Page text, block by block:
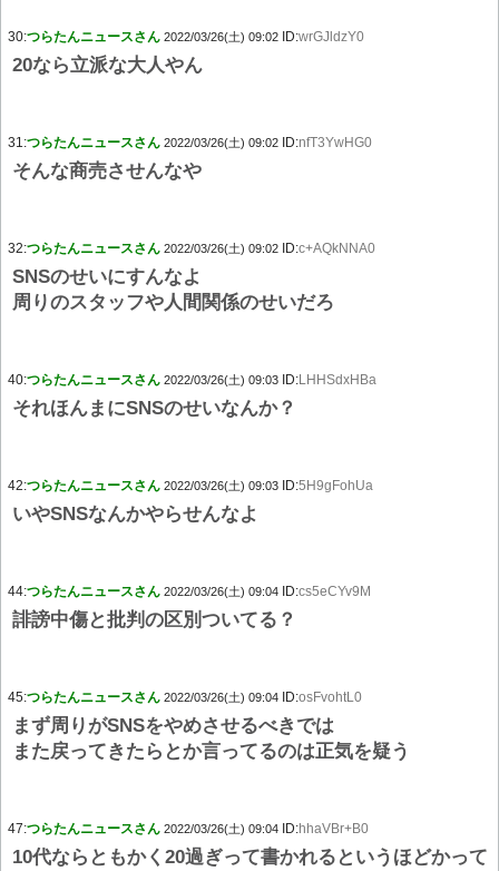
30:つらたんニュースさん 2022/03/26(土) 09:02 ID:wrGJldzY0
20なら立派な大人やん
31:つらたんニュースさん 2022/03/26(土) 09:02 ID:nfT3YwHG0
そんな商売させんなや
32:つらたんニュースさん 2022/03/26(土) 09:02 ID:c+AQkNNA0
SNSのせいにすんなよ
周りのスタッフや人間関係のせいだろ
40:つらたんニュースさん 2022/03/26(土) 09:03 ID:LHHSdxHBa
それほんまにSNSのせいなんか？
42:つらたんニュースさん 2022/03/26(土) 09:03 ID:5H9gFohUa
いやSNSなんかやらせんなよ
44:つらたんニュースさん 2022/03/26(土) 09:04 ID:cs5eCYv9M
誹謗中傷と批判の区別ついてる？
45:つらたんニュースさん 2022/03/26(土) 09:04 ID:osFvohtL0
まず周りがSNSをやめさせるべきでは
また戻ってきたらとか言ってるのは正気を疑う
47:つらたんニュースさん 2022/03/26(土) 09:04 ID:hhaVBr+B0
10代ならともかく20過ぎって書かれるというほどかって